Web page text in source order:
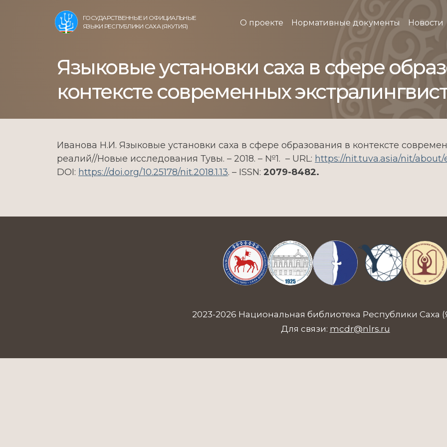
ГОСУДАРСТВЕННЫЕ И ОФИЦИАЛЬНЫЕ
ЯЗЫКИ РЕСПУБЛИКИ САХА (ЯКУТИЯ)
О проекте Нормативные документы Новости
Языковые установки саха в сфере
контексте современных
Иванова Н.И. Языковые установки саха в сфере образования в контексте
реалий//Новые исследования Тувы. – 2018. – №1. – URL: https://nit.tuva.asia/nit/
DOI: https://doi.org/10.25178/nit.2018.1.13. – ISSN: 2079-8482.
2023-2026 Национальная библиотека Республики Саха
Для связи: mcdr@nlrs.ru